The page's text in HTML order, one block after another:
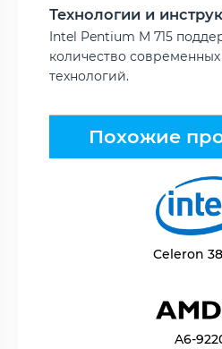
Технологии и
Intel Pentium M 715
количество
технологий.
Похожие
Celeron
A6-